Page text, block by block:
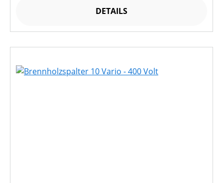
DETAILS